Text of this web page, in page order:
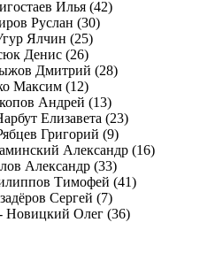
Илья (42)
Руслан (30)
Ялчин (25)
Денис (26)
Дмитрий (28)
Максим (12)
Андрей (13)
Елизавета (23)
Григорий (9)
Александр (16)
Александр (33)
Тимофей (41)
Сергей (7)
Новицкий Олег (36)